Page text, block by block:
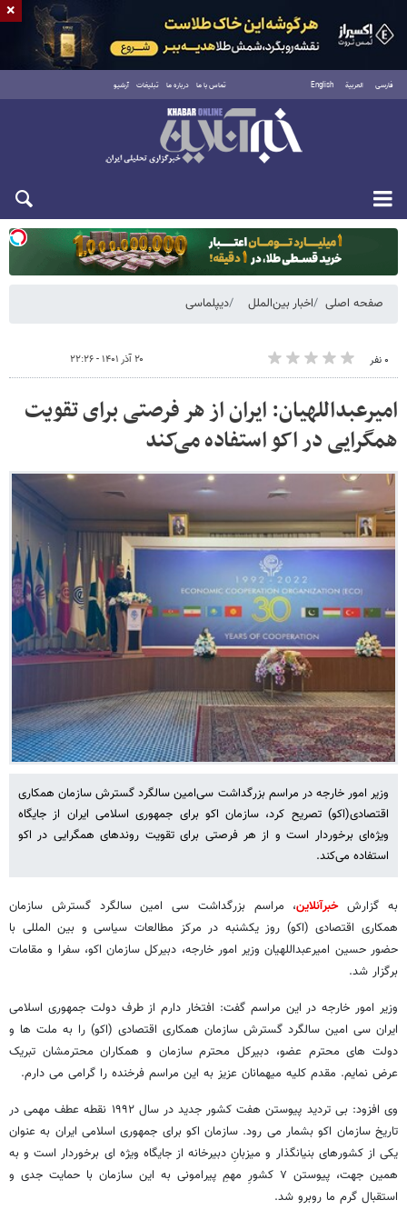
فارسی العربية English تماس با ما درباره ما تبلیغات آرشیو
دوشنبه ۱۹ مرداد ۱۴۰۵
صفحه اصلی اخبار بین‌الملل دیپلماسی
۰ نفر ۲۰ آذر ۱۴۰۱ - ۲۲:۲۶
امیرعبداللهیان: ایران از هر فرصتی برای تقویت
همگرایی در اکو استفاده می‌کند
وزیر امور خارجه در مراسم بزرگداشت سی‌امین سالگرد گسترش سازمان همکاری
اقتصادی(اکو) تصریح کرد، سازمان اکو برای جمهوری اسلامی ایران از جایگاه
ویژه‌ای برخوردار است و از هر فرصتی برای تقویت روندهای همگرایی در اکو
استفاده می‌کند.
به گزارشخبرآنلاین، مراسم بزرگداشت سی امین سالگرد گسترش سازمان
همکاری اقتصادی (اکو) روز یکشنبه در مرکز مطالعات سیاسی و بین المللی با
حضور حسین امیرعبداللهیان وزیر امور خارجه، دبیرکل سازمان اکو، سفرا و مقامات
برگزار شد.
وزیر امور خارجه در این مراسم گفت: افتخار دارم از طرف دولت جمهوری اسلامی
ایران سی امین سالگرد گسترش سازمان همکاری اقتصادی (اکو) را به ملت ها و
دولت های محترم عضو، دبیرکل محترم سازمان و همکاران محترمشان تبریک
عرض نمایم. مقدم کلیه میهمانان عزیز به این مراسم فرخنده را گرامی می دارم.
وی افزود: بی تردید پیوستن هفت کشور جدید در سال ۱۹۹۲ نقطه عطف مهمی در
تاریخ سازمان اکو بشمار می رود. سازمان اکو برای جمهوری اسلامی ایران به عنوان
یکی از کشورهای بنیانگذار و میزبانِ دبیرخانه از جایگاه ویژه ای برخوردار است و به
همین جهت، پیوستن ۷ کشورِ مهمِ پیرامونی به این سازمان با حمایت جدی و
استقبال گرم ما روبرو شد.
×